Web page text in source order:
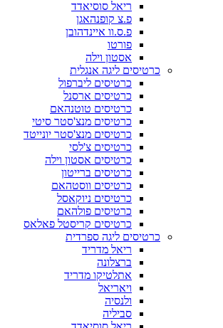
ריאל סוסיאדד
פ.צ קופנהאגן
פ.ס.וו איינדהובן
פורטו
אסטון וילה
כרטיסים ליגה אנגלית
כרטיסים ליברפול
כרטיסים ארסנל
כרטיסים טוטנהאם
כרטיסים מנצ'סטר סיטי
כרטיסים מנצ'סטר יונייטד
כרטיסים צ'לסי
כרטיסים אסטון וילה
כרטיסים ברייטון
כרטיסים ווסטהאם
כרטיסים ניוקאסל
כרטיסים פולהאם
כרטיסים קריסטל פאלאס
כרטיסים ליגה ספרדית
ריאל מדריד
ברצלונה
אתלטיקו מדריד
ויאריאל
ולנסיה
סביליה